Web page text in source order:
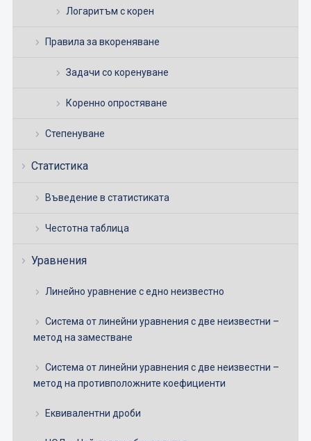
Логаритъм с корен
Правила за вкореняване
Задачи со коренуване
Коренно опростяване
Степенуване
Статистика
Въведение в статистиката
Честотна таблица
Уравнения
Линейно уравнение с едно неизвестно
Система от линейни уравнения с две неизвестни –
метод на заместване
Система от линейни уравнения с две неизвестни –
метод на противположните коефициенти
Еквивалентни дроби